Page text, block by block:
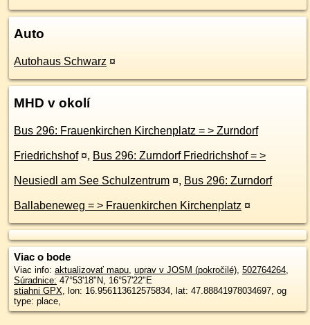
Auto
Autohaus Schwarz ¤
MHD v okolí
Bus 296: Frauenkirchen Kirchenplatz = > Zurndorf
Friedrichshof ¤, Bus 296: Zurndorf Friedrichshof = >
Neusiedl am See Schulzentrum ¤, Bus 296: Zurndorf
Ballabeneweg = > Frauenkirchen Kirchenplatz ¤
Viac o bode
Viac info: aktualizovať mapu, uprav v JOSM (pokročilé), 502764264,
Súradnice: 47°53'18"N, 16°57'22"E
stiahni GPX, lon: 16.956113612575834, lat: 47.88841978034697, og
type: place,